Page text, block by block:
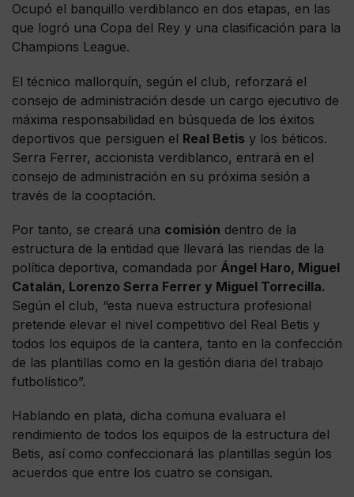
Ocupó el banquillo verdiblanco en dos etapas, en las
que logró una Copa del Rey y una clasificación para la
Champions League.
El técnico mallorquín, según el club, reforzará el
consejo de administración desde un cargo ejecutivo de
máxima responsabilidad en búsqueda de los éxitos
deportivos que persiguen el Real Betis y los béticos.
Serra Ferrer, accionista verdiblanco, entrará en el
consejo de administración en su próxima sesión a
través de la cooptación.
Por tanto, se creará una comisión dentro de la
estructura de la entidad que llevará las riendas de la
política deportiva, comandada por Ángel Haro, Miguel
Catalán, Lorenzo Serra Ferrer y Miguel Torrecilla.
Según el club, “esta nueva estructura profesional
pretende elevar el nivel competitivo del Real Betis y
todos los equipos de la cantera, tanto en la confección
de las plantillas como en la gestión diaria del trabajo
futbolístico”.
Hablando en plata, dicha comuna evaluara el
rendimiento de todos los equipos de la estructura del
Betis, así como confeccionará las plantillas según los
acuerdos que entre los cuatro se consigan.